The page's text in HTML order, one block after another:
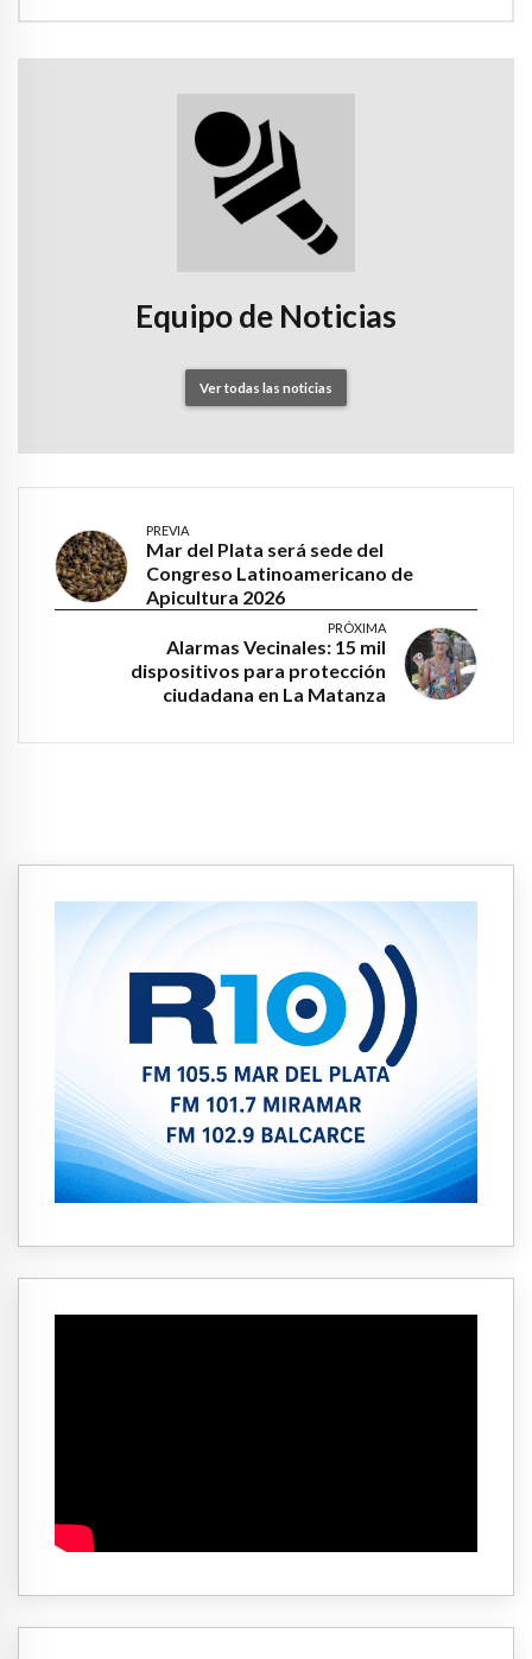
Equipo de Noticias
Ver todas las noticias
PREVIA
Mar del Plata será sede del
Congreso Latinoamericano de
Apicultura 2026
PRÓXIMA
Alarmas Vecinales: 15 mil
dispositivos para protección
ciudadana en La Matanza